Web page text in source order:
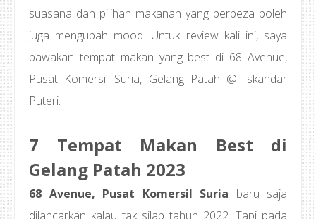
suasana dan pilihan makanan yang berbeza boleh
juga mengubah mood. Untuk review kali ini, saya
bawakan tempat makan yang best di 68 Avenue,
Pusat Komersil Suria, Gelang Patah @ Iskandar
Puteri.
7 Tempat Makan Best di
Gelang Patah 2023
68 Avenue, Pusat Komersil Suria baru saja
dilancarkan kalau tak silap tahun 2022. Tapi pada